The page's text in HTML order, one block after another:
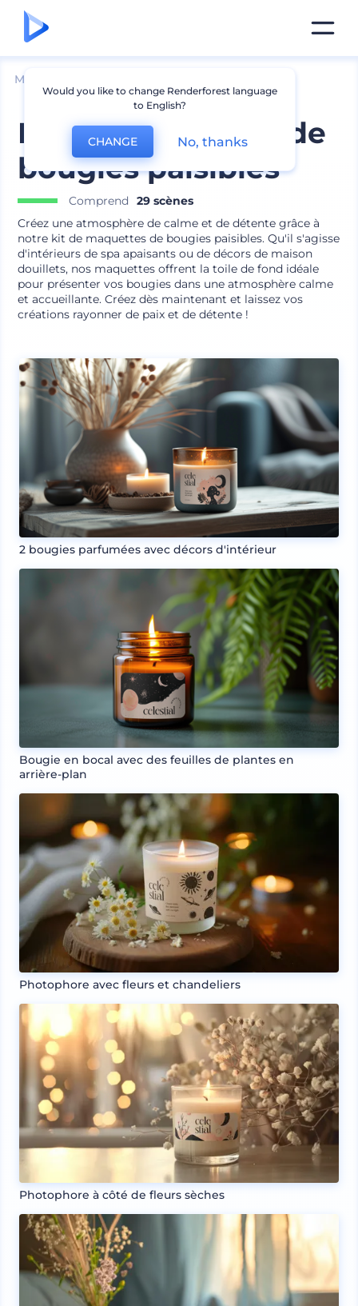
Mockups
Kit de maquettes de
bougies paisibles
Comprend
29 scènes
Créez une atmosphère de calme et de détente grâce à
notre kit de maquettes de bougies paisibles. Qu'il s'agisse
d'intérieurs de spa apaisants ou de décors de maison
douillets, nos maquettes offrent la toile de fond idéale
pour présenter vos bougies dans une atmosphère calme
et accueillante. Créez dès maintenant et laissez vos
créations rayonner de paix et de détente !
2 bougies parfumées avec décors d'intérieur
Bougie en bocal avec des feuilles de plantes en
arrière-plan
Photophore avec fleurs et chandeliers
Photophore à côté de fleurs sèches
Would you like to change Renderforest language
to English?
CHANGE No, thanks